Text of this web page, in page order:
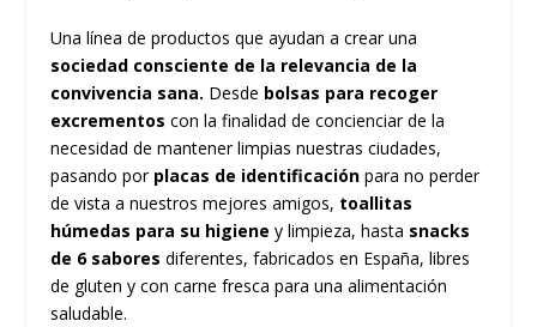
Una línea de productos que ayudan a crear una
sociedad consciente de la relevancia de la
convivencia sana. Desde bolsas para recoger
excrementoscon la finalidad de concienciar de la
necesidad de mantener limpias nuestras ciudades,
pasando por placas de identificaciónpara no perder
de vista a nuestros mejores amigos, toallitas
húmedas para su higiene y limpieza, hasta snacks
de 6 sabores diferentes, fabricados en España, libres
de gluten y con carne fresca para una alimentación
saludable.